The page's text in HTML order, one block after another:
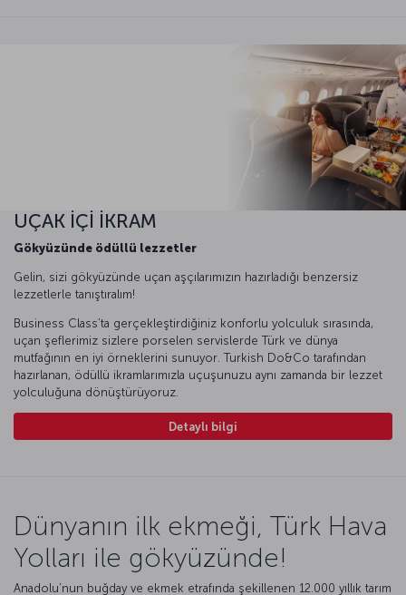
UÇAK İÇİ İKRAM
Gökyüzünde ödüllü lezzetler
Gelin, sizi gökyüzünde uçan aşçılarımızın hazırladığı benzersiz
lezzetlerle tanıştıralım!
Business Class’ta gerçekleştirdiğiniz konforlu yolculuk sırasında,
uçan şeflerimiz sizlere porselen servislerde Türk ve dünya
mutfağının en iyi örneklerini sunuyor. Turkish Do&Co tarafından
hazırlanan, ödüllü ikramlarımızla uçuşunuzu aynı zamanda bir lezzet
yolculuğuna dönüştürüyoruz.
Detaylı bilgi
Dünyanın ilk ekmeği, Türk Hava
Yolları ile gökyüzünde!
Anadolu’nun buğday ve ekmek etrafında şekillenen 12.000 yıllık tarım